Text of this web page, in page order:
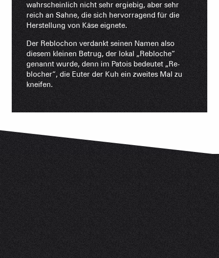
wahrscheinlich nicht sehr ergiebig, aber sehr
reich an Sahne, die sich hervorragend für die
Herstellung von Käse eignete.
Der Reblochon verdankt seinen Namen also
diesem kleinen Betrug, der lokal „Rebloche“
genannt wurde, denn im Patois bedeutet „Re-
blocher“, die Euter der Kuh ein zweites Mal zu
kneifen.